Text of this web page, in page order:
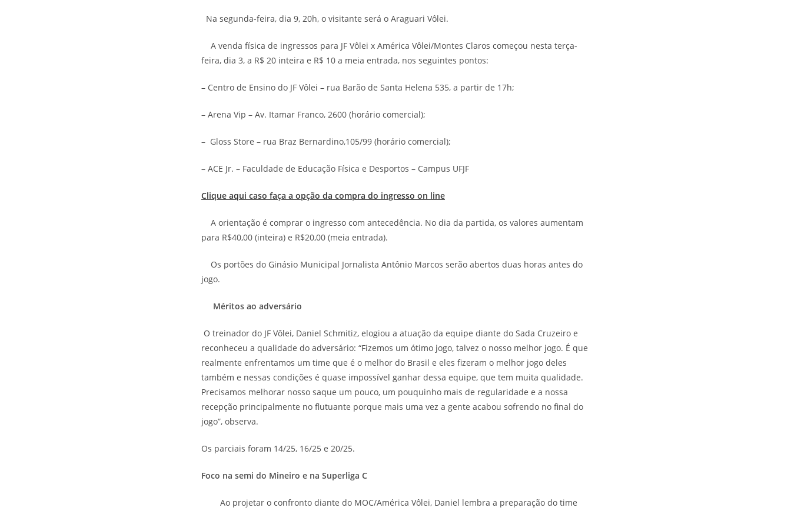
Na segunda-feira, dia 9, 20h, o visitante será o Araguari Vôlei.
A venda física de ingressos para JF Vôlei x América Vôlei/Montes Claros começou nesta terça-
feira, dia 3, a R$ 20 inteira e R$ 10 a meia entrada, nos seguintes pontos:
– Centro de Ensino do JF Vôlei – rua Barão de Santa Helena 535, a partir de 17h;
– Arena Vip – Av. Itamar Franco, 2600 (horário comercial);
– Gloss Store – rua Braz Bernardino,105/99 (horário comercial);
– ACE Jr. – Faculdade de Educação Física e Desportos – Campus UFJF
Clique aqui caso faça a opção da compra do ingresso on line
A orientação é comprar o ingresso com antecedência. No dia da partida, os valores aumentam
para R$40,00 (inteira) e R$20,00 (meia entrada).
Os portões do Ginásio Municipal Jornalista Antônio Marcos serão abertos duas horas antes do
jogo.
Méritos ao adversário
O treinador do JF Vôlei, Daniel Schmitiz, elogiou a atuação da equipe diante do Sada Cruzeiro e
reconheceu a qualidade do adversário: “Fizemos um ótimo jogo, talvez o nosso melhor jogo. É que
realmente enfrentamos um time que é o melhor do Brasil e eles fizeram o melhor jogo deles
também e nessas condições é quase impossível ganhar dessa equipe, que tem muita qualidade.
Precisamos melhorar nosso saque um pouco, um pouquinho mais de regularidade e a nossa
recepção principalmente no flutuante porque mais uma vez a gente acabou sofrendo no final do
jogo”, observa.
Os parciais foram 14/25, 16/25 e 20/25.
Foco na semi do Mineiro e na Superliga C
Ao projetar o confronto diante do MOC/América Vôlei, Daniel lembra a preparação do time